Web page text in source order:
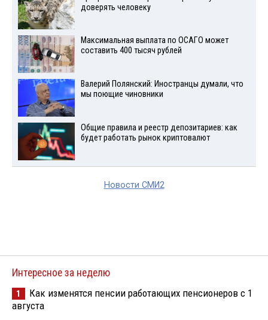
доверять человеку
Максимальная выплата по ОСАГО может
составить 400 тысяч рублей
Валерий Полянский: Иностранцы думали, что
мы поющие чиновники
Общие правила и реестр депозитариев: как
будет работать рынок криптовалют
Новости СМИ2
Интересное за неделю
1
Как изменятся пенсии работающих пенсионеров с 1
августа